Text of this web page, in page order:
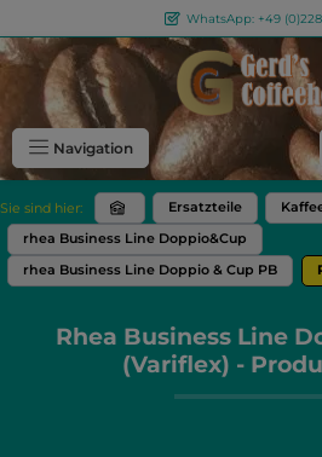
Zum Hauptinhalt springenWhatsApp: +49
Navigation
Sie sind hier: Ersatzteile
rhea Business Line Doppio&Cup
rhea Business Line Doppio & Cup PB
Rhea Business Line
(Variflex) -